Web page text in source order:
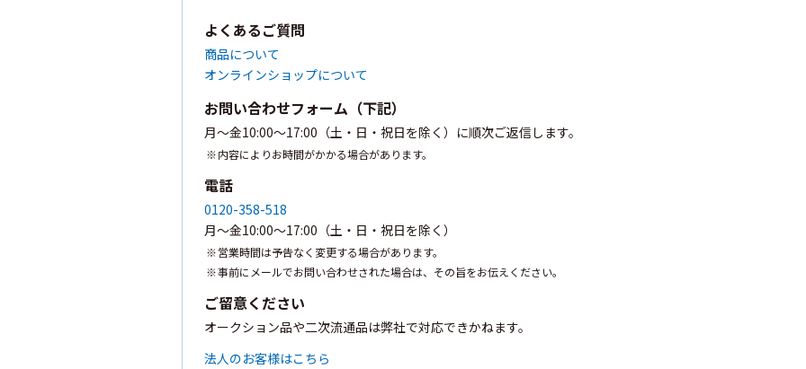
よくあるご質問
商品について
オンラインショップについて
お問い合わせフォーム（下記）
月〜金10:00〜17:00（土・日・祝日を除く）に順次ご返信します。
内容によりお時間がかかる場合があります。
電話
0120-358-518
月〜金10:00〜17:00（土・日・祝日を除く）
営業時間は予告なく変更する場合があります。
事前にメールでお問い合わせされた場合は、その旨をお伝えください。
ご留意ください
オークション品や二次流通品は弊社で対応できかねます。
法人のお客様はこちら